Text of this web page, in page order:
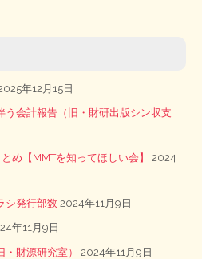
年12月15日
会計報告（旧・財研出版シン収支
め【MMTを知ってほしい会】
2024
シ発行部数 2024年11月9日
年11月9日
財源研究室） 2024年11月9日